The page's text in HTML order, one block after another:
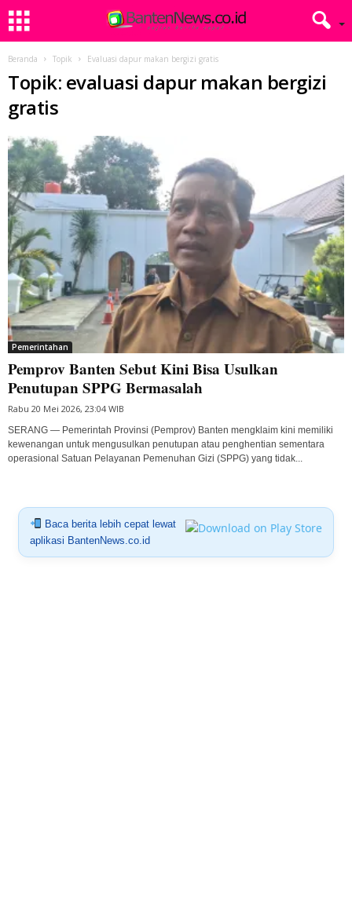
Beranda Topik Evaluasi dapur makan bergizi gratis
Topik: evaluasi dapur makan bergizi
gratis
Pemerintahan
Pemprov Banten Sebut Kini Bisa Usulkan
Penutupan SPPG Bermasalah
Rabu 20 Mei 2026, 23:04 WIB
SERANG — Pemerintah Provinsi (Pemprov) Banten mengklaim kini memiliki
kewenangan untuk mengusulkan penutupan atau penghentian sementara
operasional Satuan Pelayanan Pemenuhan Gizi (SPPG) yang tidak...
Baca berita lebih cepat lewat
aplikasi BantenNews.co.id